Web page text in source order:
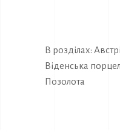
В розділах:
Віденська
Позолота